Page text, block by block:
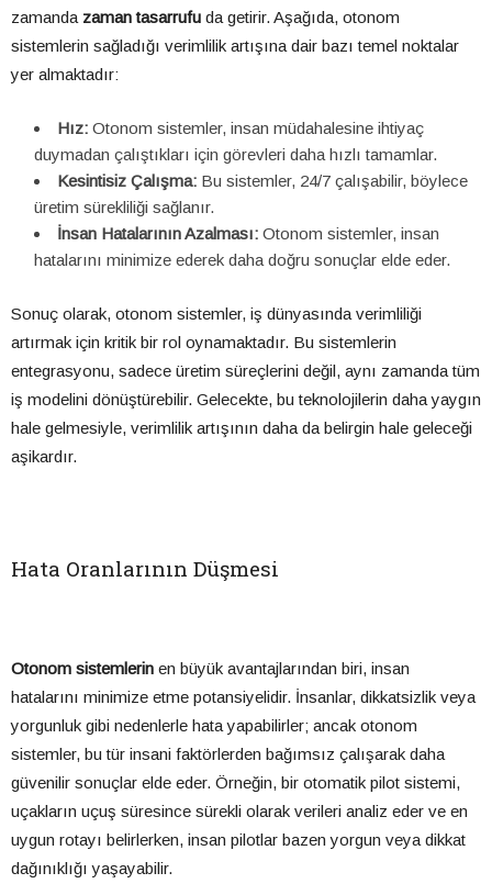
zamanda zaman tasarrufu da getirir. Aşağıda, otonom
sistemlerin sağladığı verimlilik artışına dair bazı temel noktalar
yer almaktadır:
Hız: Otonom sistemler, insan müdahalesine ihtiyaç
duymadan çalıştıkları için görevleri daha hızlı tamamlar.
Kesintisiz Çalışma: Bu sistemler, 24/7 çalışabilir, böylece
üretim sürekliliği sağlanır.
İnsan Hatalarının Azalması: Otonom sistemler, insan
hatalarını minimize ederek daha doğru sonuçlar elde eder.
Sonuç olarak, otonom sistemler, iş dünyasında verimliliği
artırmak için kritik bir rol oynamaktadır. Bu sistemlerin
entegrasyonu, sadece üretim süreçlerini değil, aynı zamanda tüm
iş modelini dönüştürebilir. Gelecekte, bu teknolojilerin daha yaygın
hale gelmesiyle, verimlilik artışının daha da belirgin hale geleceği
aşikardır.
Hata Oranlarının Düşmesi
Otonom sistemlerin en büyük avantajlarından biri, insan
hatalarını minimize etme potansiyelidir. İnsanlar, dikkatsizlik veya
yorgunluk gibi nedenlerle hata yapabilirler; ancak otonom
sistemler, bu tür insani faktörlerden bağımsız çalışarak daha
güvenilir sonuçlar elde eder. Örneğin, bir otomatik pilot sistemi,
uçakların uçuş süresince sürekli olarak verileri analiz eder ve en
uygun rotayı belirlerken, insan pilotlar bazen yorgun veya dikkat
dağınıklığı yaşayabilir.